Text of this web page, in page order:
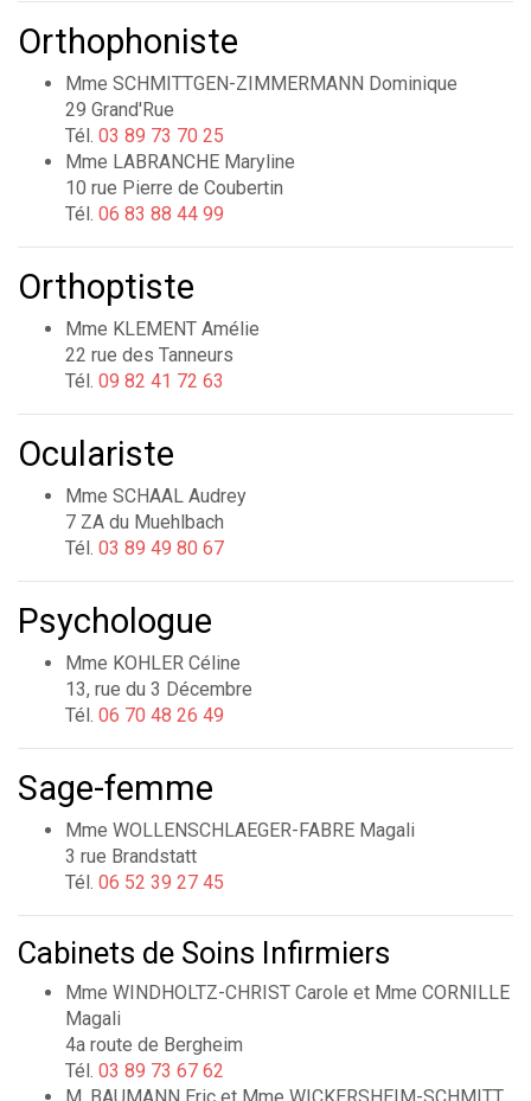
Orthophoniste
Mme SCHMITTGEN-ZIMMERMANN Dominique
29 Grand'Rue
Tél. 03 89 73 70 25
Mme LABRANCHE Maryline
10 rue Pierre de Coubertin
Tél. 06 83 88 44 99
Orthoptiste
Mme KLEMENT Amélie
22 rue des Tanneurs
Tél. 09 82 41 72 63
Oculariste
Mme SCHAAL Audrey
7 ZA du Muehlbach
Tél. 03 89 49 80 67
Psychologue
Mme KOHLER Céline
13, rue du 3 Décembre
Tél. 06 70 48 26 49
Sage-femme
Mme WOLLENSCHLAEGER-FABRE Magali
3 rue Brandstatt
Tél. 06 52 39 27 45
Cabinets de Soins Infirmiers
Mme WINDHOLTZ-CHRIST Carole et Mme CORNILLE
Magali
4a route de Bergheim
Tél. 03 89 73 67 62